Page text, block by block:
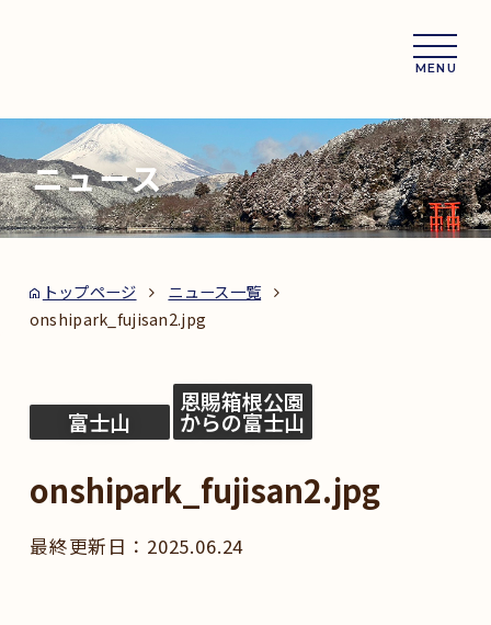
MENU
ニュース
トップページ
ニュース一覧
onshipark_fujisan2.jpg
富士山
恩賜箱根公園
からの富士山
onshipark_fujisan2.jpg
2025.06.24